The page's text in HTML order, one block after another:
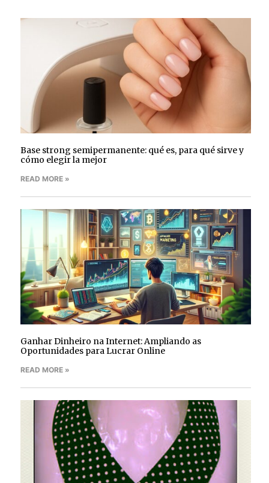
Base strong semipermanente: qué es, para qué sirve y
cómo elegir la mejor
READ MORE »
Ganhar Dinheiro na Internet: Ampliando as
Oportunidades para Lucrar Online
READ MORE »